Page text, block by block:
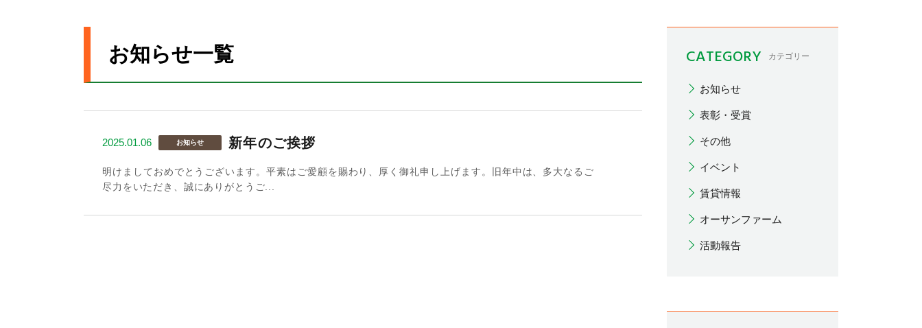
お知らせ一覧
2025.01.06 お知らせ 新年のご挨拶
明けましておめでとうございます。平素はご愛顧を賜わり、厚く御礼申し上げます。旧年中は、多大なるご
尽力をいただき、誠にありがとうご...
CATEGORY カテゴリー
お知らせ
表彰・受賞
その他
イベント
賃貸情報
オーサンファーム
活動報告